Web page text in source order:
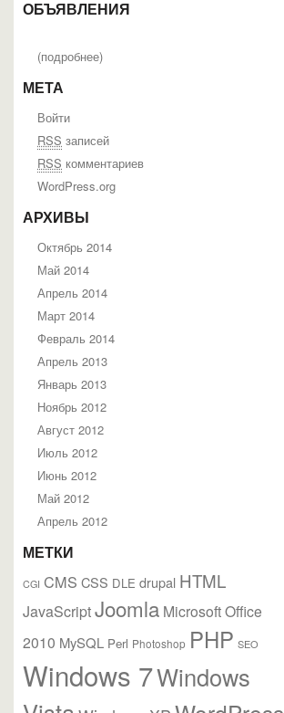
ОБЪЯВЛЕНИЯ
(подробнее)
МЕТА
Войти
RSS записей
RSS комментариев
WordPress.org
АРХИВЫ
Октябрь 2014
Май 2014
Апрель 2014
Март 2014
Февраль 2014
Апрель 2013
Январь 2013
Ноябрь 2012
Август 2012
Июль 2012
Июнь 2012
Май 2012
Апрель 2012
МЕТКИ
CGI CMS CSS DLE drupal HTML
JavaScriptJoomla Microsoft Office
2010 MySQL Perl Photoshop PHP SEO
Windows 7Windows